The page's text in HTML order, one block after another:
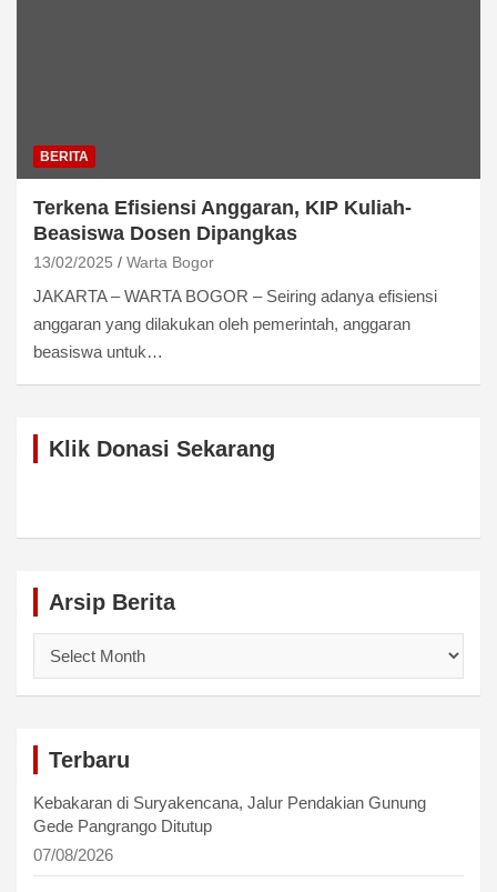
BERITA
Terkena Efisiensi Anggaran, KIP Kuliah-
Beasiswa Dosen Dipangkas
13/02/2025 Warta Bogor
JAKARTA – WARTA BOGOR – Seiring adanya efisiensi
anggaran yang dilakukan oleh pemerintah, anggaran
beasiswa untuk…
Klik Donasi Sekarang
Arsip Berita
Berita
Terbaru
Kebakaran di Suryakencana, Jalur Pendakian Gunung
Gede Pangrango Ditutup
07/08/2026